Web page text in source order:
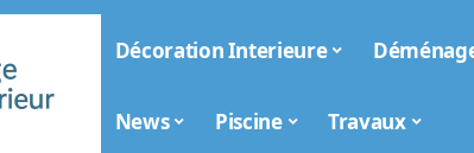
Décoration Interieure
News Piscine Travaux